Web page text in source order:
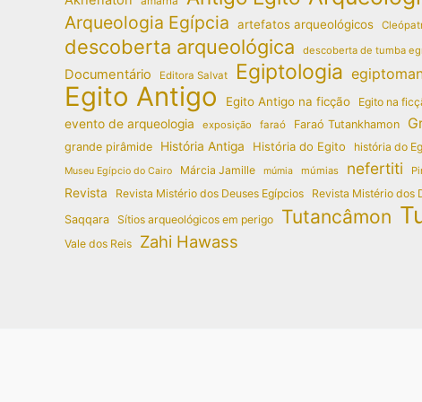
Arqueologia Egípcia artefatos arqueológicos
descoberta arqueológica descoberta de tumba
Documentário Editora Salvat Egiptologia
Egito Antigo Egito Antigo na ficção Egito na
evento de arqueologia exposição faraó Faraó Tutankhamon
grande pirâmide História Antiga História do Egito história do
Museu Egípcio do Cairo Márcia Jamille múmia múmias nefertiti
Revista Revista Mistério dos Deuses Egípcios
Revista Mistério dos
Saqqara Sítios arqueológicos em perigo Tutancâmon
Vale dos Reis Zahi Hawass